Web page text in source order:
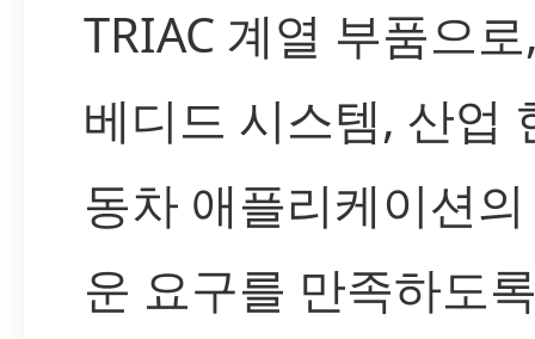
TRIAC 계열 부품으
베디드 시스템, 산업
동차 애플리케이션
운 요구를 만족하도